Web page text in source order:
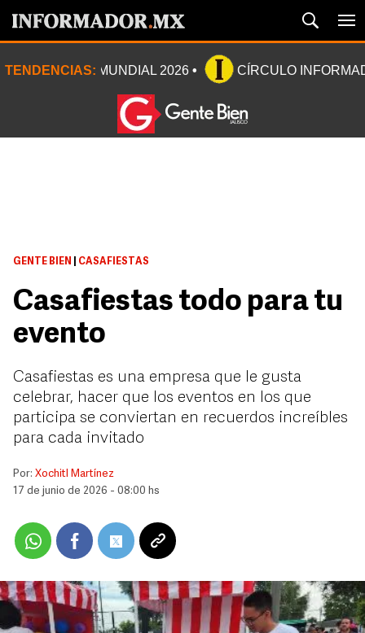
TENDENCIAS: MUNDIAL 2026 CÍRCULO
GENTE BIEN CASAFIESTAS
Casafiestas todo para tu
evento
Casafiestas es una empresa que le gusta
celebrar, hacer que los eventos en los que
participa se conviertan en recuerdos increíbles
para cada invitado
Por: Xochitl Martínez
17 de junio de 2026 - 08:00 hs